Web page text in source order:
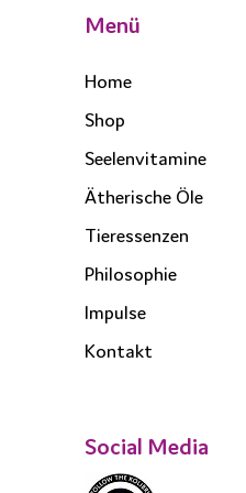
Menü
Home
Shop
Seelenvitamine
Ätherische Öle
Tieressenzen
Philosophie
Impulse
Kontakt
Social Media